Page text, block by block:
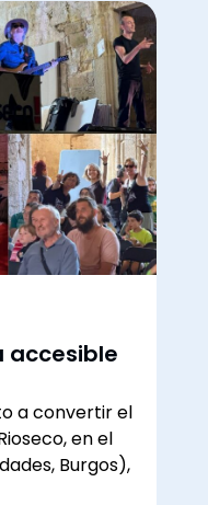
accesible
a convertir el
en el
Burgos),